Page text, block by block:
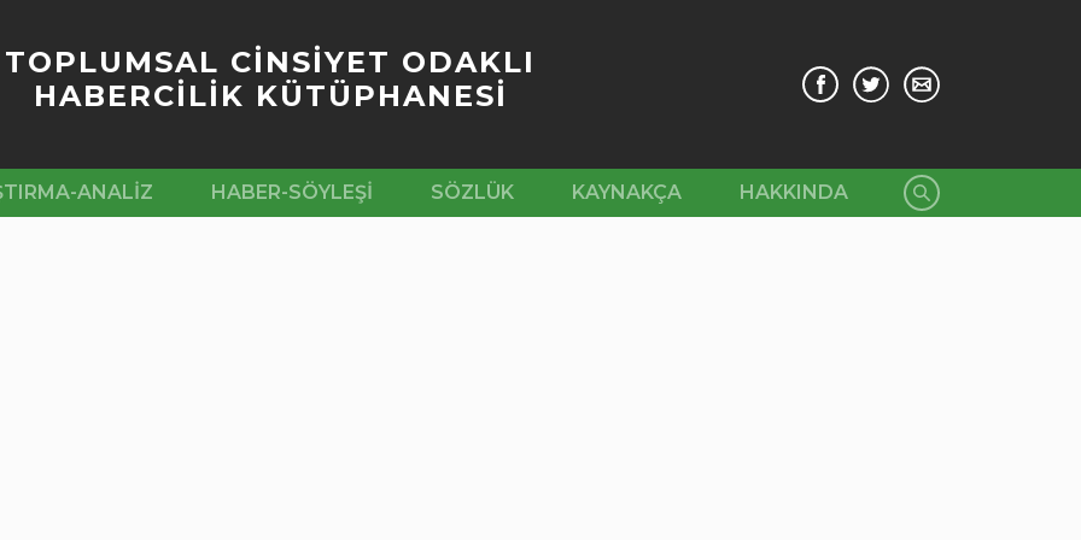
TOPLUMSAL CİNSİYET ODAKLI
HABERCİLİK KÜTÜPHANESİ
ANALIZ HABER-SÖYLEŞI SÖZLÜK KAYNAKÇA HAKKINDA